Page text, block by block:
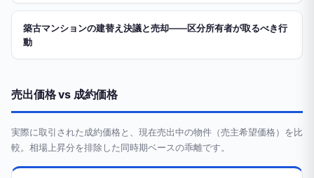
築古マンションの建替え決議と売却——区分所有者が取るべき行
動
売出価格 vs 成約価格
実際に取引された成約価格と、現在売出中の物件（売主希望価格）を比
較。相場上昇分を排除した同時期ベースの乖離です。